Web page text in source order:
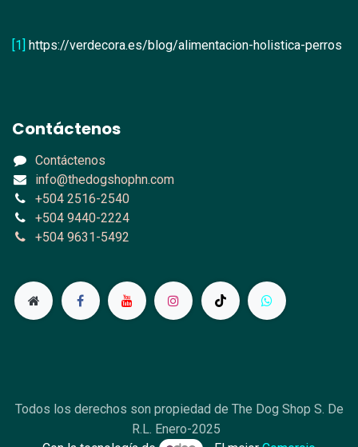
[1] https://verdecora.es/blog/alimentacion-holistica-perros
Contáctenos
Contáctenos
info@thedogshophn.com
+504 2516-2540
+504 9440-2224
+504 9631-5492
Todos los derechos son propiedad de The Dog Shop S. De
R.L. Enero-2025